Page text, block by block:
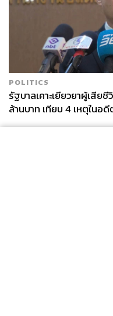
POLITICS
รัฐบาลเคาะเยียวยาผู้เสียชี
ล้านบาท เทียบ 4 เหตุใน
เร่งจ่ายโดยเร็ว